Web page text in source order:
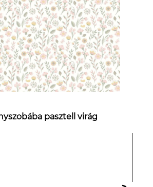
pasztell virág